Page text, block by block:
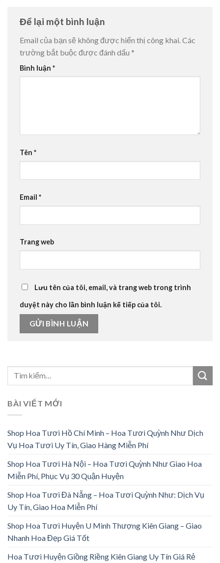
Để lại một bình luận
Email của bạn sẽ không được hiển thị công khai. Các
trường bắt buộc được đánh dấu *
Bình luận *
Tên *
Email *
Trang web
Lưu tên của tôi, email, và trang web trong trình
duyệt này cho lần bình luận kế tiếp của tôi.
BÀI VIẾT MỚI
Shop Hoa Tươi Hồ Chí Minh – Hoa Tươi Quỳnh Như Dịch
Vụ Hoa Tươi Uy Tín, Giao Hàng Miễn Phí
Shop Hoa Tươi Hà Nội – Hoa Tươi Quỳnh Như Giao Hoa
Miễn Phí, Phục Vụ 30 Quận Huyện
Shop Hoa Tươi Đà Nẵng – Hoa Tươi Quỳnh Như: Dịch Vụ
Uy Tín, Giao Hoa Miễn Phí
Shop Hoa Tươi Huyện U Minh Thượng Kiên Giang – Giao
Nhanh Hoa Đẹp Giá Tốt
Hoa Tươi Huyện Giồng Riềng Kiên Giang Uy Tín Giá Rẻ